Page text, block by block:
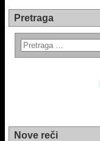
Pretraga
Nove reči